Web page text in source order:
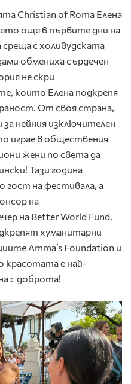
Christian of Roma Елена
още в първите дни на
с холивудската
обмениха сърдечен
не скри
които Елена подкрепя
От своя страна,
нейния изключителен
играе в обществения
жени по света да
Тази година
гост на фестивала, а
на
на Better World Fund.
хуманитарни
Amma’s Foundation и
красотата е най-
с доброта!